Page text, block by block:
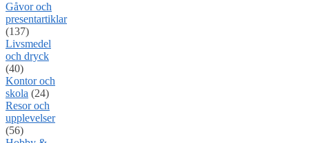
Gåvor och
presentartiklar
(137)
Livsmedel
och dryck
(40)
Kontor och
skola (24)
Resor och
upplevelser
(56)